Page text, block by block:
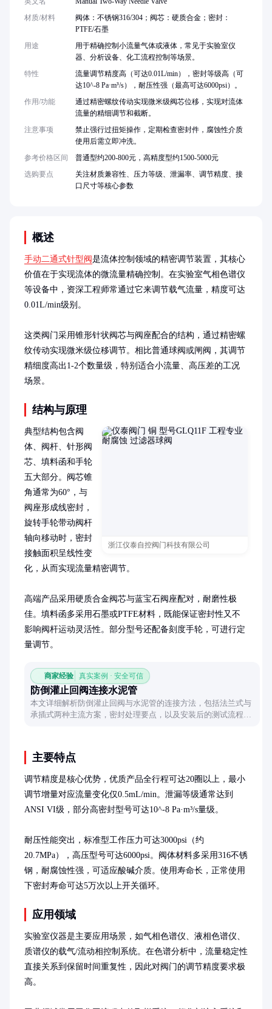
概述
手动二通式针型阀是流体控制领域的精密调节装置，其核心
价值在于实现流体的微流量精确控制。在实验室气相色谱仪
等设备中，资深工程师常通过它来调节载气流量，精度可达
0.01L/min级别。
这类阀门采用锥形针状阀芯与阀座配合的结构，通过精密螺
纹传动实现微米级位移调节。相比普通球阀或闸阀，其调节
精细度高出1-2个数量级，特别适合小流量、高压差的工况
场景。
结构与原理
浙江仪泰自控阀门科技有限公司
典型结构包含阀
体、阀杆、针形阀
芯、填料函和手轮
五大部分。阀芯锥
角通常为60°，与
阀座形成线密封，
旋转手轮带动阀杆
轴向移动时，密封
接触面积呈线性变
化，从而实现流量精密调节。
高端产品采用硬质合金阀芯与蓝宝石阀座配对，耐磨性极
佳。填料函多采用石墨或PTFE材料，既能保证密封性又不
影响阀杆运动灵活性。部分型号还配备刻度手轮，可进行定
量调节。
商家经验 真实案例 · 安全可信
防倒灌止回阀连接水泥管
本文详细解析防倒灌止回阀与水泥管的连接方法，包括法兰式与
承插式两种主流方案，密封处理要点，以及安装后的测试流程，
主要特点
调节精度是核心优势，优质产品全行程可达20圈以上，最小
调节增量对应流量变化仅0.5mL/min。泄漏等级通常达到
ANSI VI级，部分高密封型号可达10^-8 Pa·m³/s量级。
耐压性能突出，标准型工作压力可达3000psi（约
20.7MPa），高压型号可达6000psi。阀体材料多采用316不锈
钢，耐腐蚀性强，可适应酸碱介质。使用寿命长，正常使用
下密封寿命可达5万次以上开关循环。
应用领域
实验室仪器是主要应用场景，如气相色谱仪、液相色谱仪、
质谱仪的载气/流动相控制系统。在色谱分析中，流量稳定性
直接关系到保留时间重复性，因此对阀门的调节精度要求极
高。
材质/材料
阀体：不锈钢316/304；阀芯：硬质合金；密封：
PTFE/石墨
用途
用于精确控制小流量气体或液体，常见于实验室仪
器、分析设备、化工流程控制等场景。
特性
流量调节精度高（可达0.01L/min），密封等级高（可
达10^-8 Pa·m³/s），耐压性强（最高可达6000psi）。
作用/功能
通过精密螺纹传动实现微米级阀芯位移，实现对流体
流量的精细调节和截断。
注意事项
禁止强行过扭矩操作，定期检查密封件，腐蚀性介质
使用后需立即冲洗。
参考价格区间
普通型约200-800元，高精度型约1500-5000元
选购要点
关注材质兼容性、压力等级、泄漏率、调节精度、接
口尺寸等核心参数